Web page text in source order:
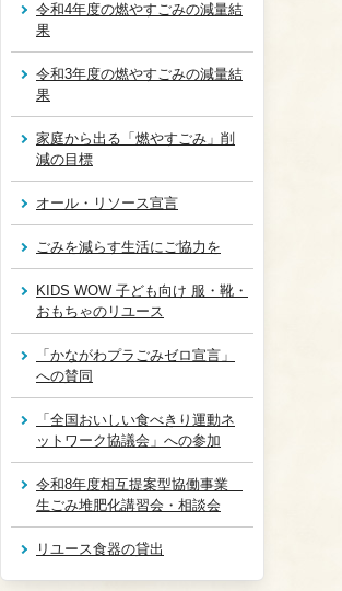
令和4年度の燃やすごみの減量結
果
令和3年度の燃やすごみの減量結
果
家庭から出る「燃やすごみ」削
減の目標
オール・リソース宣言
ごみを減らす生活にご協力を
KIDS WOW 子ども向け 服・靴・
おもちゃのリユース
「かながわプラごみゼロ宣言」
への賛同
「全国おいしい食べきり運動ネ
ットワーク協議会」への参加
令和8年度相互提案型協働事業
生ごみ堆肥化講習会・相談会
リユース食器の貸出